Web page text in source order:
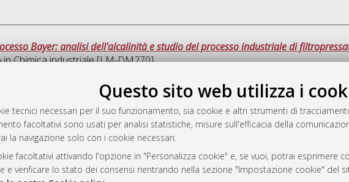
Questo sito web utilizza i
tecnici necessari per il suo funzionamento, sia cookie e altri strumenti di
facoltativi sono usati per analisi statistiche, misure sull'efficacia della
la navigazione solo con i cookie necessari.
facoltativi attivando l'opzione in "Personalizza cookie" e, se vuoi, potrai esprimere
e verificare lo stato dei consensi rientrando nella sezione "Impostazione cookie" del
Bayer: analisi dell'alcalinità e studio del processo industriale di
inChimica industriale [LM-DM270]
AMS Laurea
Servizio implementato e gestito da
Impostazioni Cookie
Informativa sulla privacy